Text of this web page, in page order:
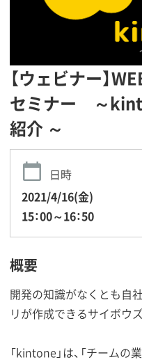
【ウェビナー】
セミナー ～
紹介 ～
日時
2021/4/16(金)
15：00～16：50
概要
開発の知識がなくとも自
リが作成できるサイボウズ
「kintone」は、「チーム